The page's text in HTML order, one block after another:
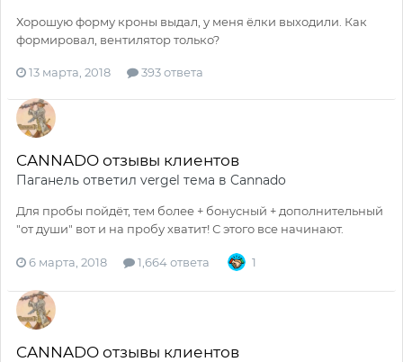
Хорошую форму кроны выдал, у меня ёлки выходили. Как
формировал, вентилятор только?
13 марта, 2018 393 ответа
CANNADO отзывы клиентов
Паганель ответил vergel тема в Cannado
Для пробы пойдёт, тем более + бонусный + дополнительный
"от души" вот и на пробу хватит! С этого все начинают.
6 марта, 2018 1,664 ответа 1
CANNADO отзывы клиентов